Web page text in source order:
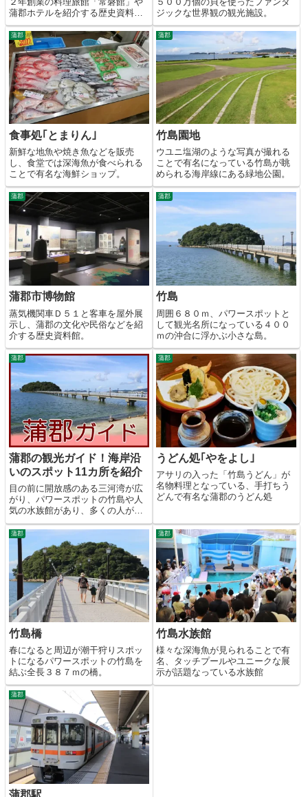
蒲郡ホテルを紹介する歴史資料
館。
ジックな世界観の観光施設。
蒲郡
食事処｢とまりん｣
新鮮な地魚や焼き魚などを販売
し、食堂では深海魚が食べられる
ことで有名な海鮮ショップ。
蒲郡
竹島園地
ウユニ塩湖のような写真が撮れる
ことで有名になっている竹島が眺
められる海岸線にある緑地公園。
蒲郡
蒲郡市博物館
蒸気機関車Ｄ５１と客車を屋外展
示し、蒲郡の文化や民俗などを紹
介する歴史資料館。
蒲郡
竹島
周囲６８０ｍ、パワースポットと
して観光名所になっている４００
ｍの沖合に浮かぶ小さな島。
蒲郡
蒲郡の観光ガイド！海岸沿
いのスポット11カ所を紹介
目の前に開放感のある三河湾が広
がり、パワースポットの竹島や人
気の水族館があり、多くの人が訪
れる海辺の町。
蒲郡
うどん処｢やをよし｣
アサリの入った「竹島うどん」が
名物料理となっている、手打ちう
どんで有名な蒲郡のうどん処
蒲郡
竹島橋
春になると周辺が潮干狩りスポッ
トになるパワースポットの竹島を
結ぶ全長３８７ｍの橋。
蒲郡
竹島水族館
様々な深海魚が見られることで有
名、タッチプールやユニークな展
示が話題なっている水族館
蒲郡